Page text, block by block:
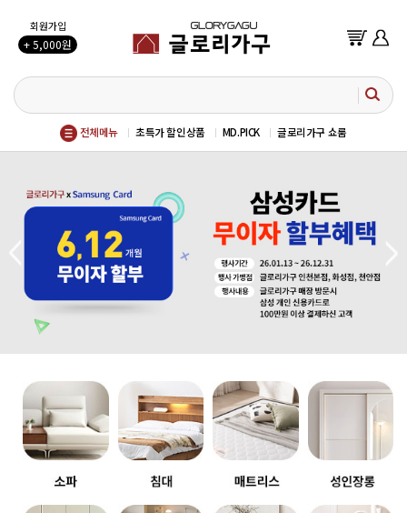
회원가입
+ 5,000원
전체메뉴 초특가 할인상품 MD.PICK 글로리가구 쇼룸